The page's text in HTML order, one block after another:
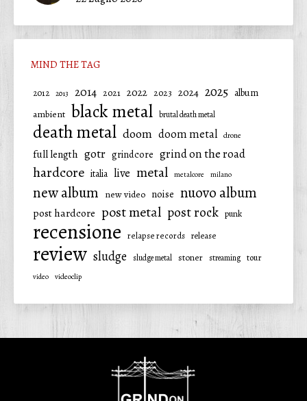
MIND THE TAG
2012 2013 2014 2021 2022 2023 2024 2025 album
ambient black metal brutal death metal
death metal doom doom metal drone
full length gotr grindcore grind on the road
hardcore italia live metal metalcore milano
new album new video noise nuovo album
post hardcore post metal post rock punk
recensione relapse records release
review sludge sludge metal stoner streaming tour
video videoclip